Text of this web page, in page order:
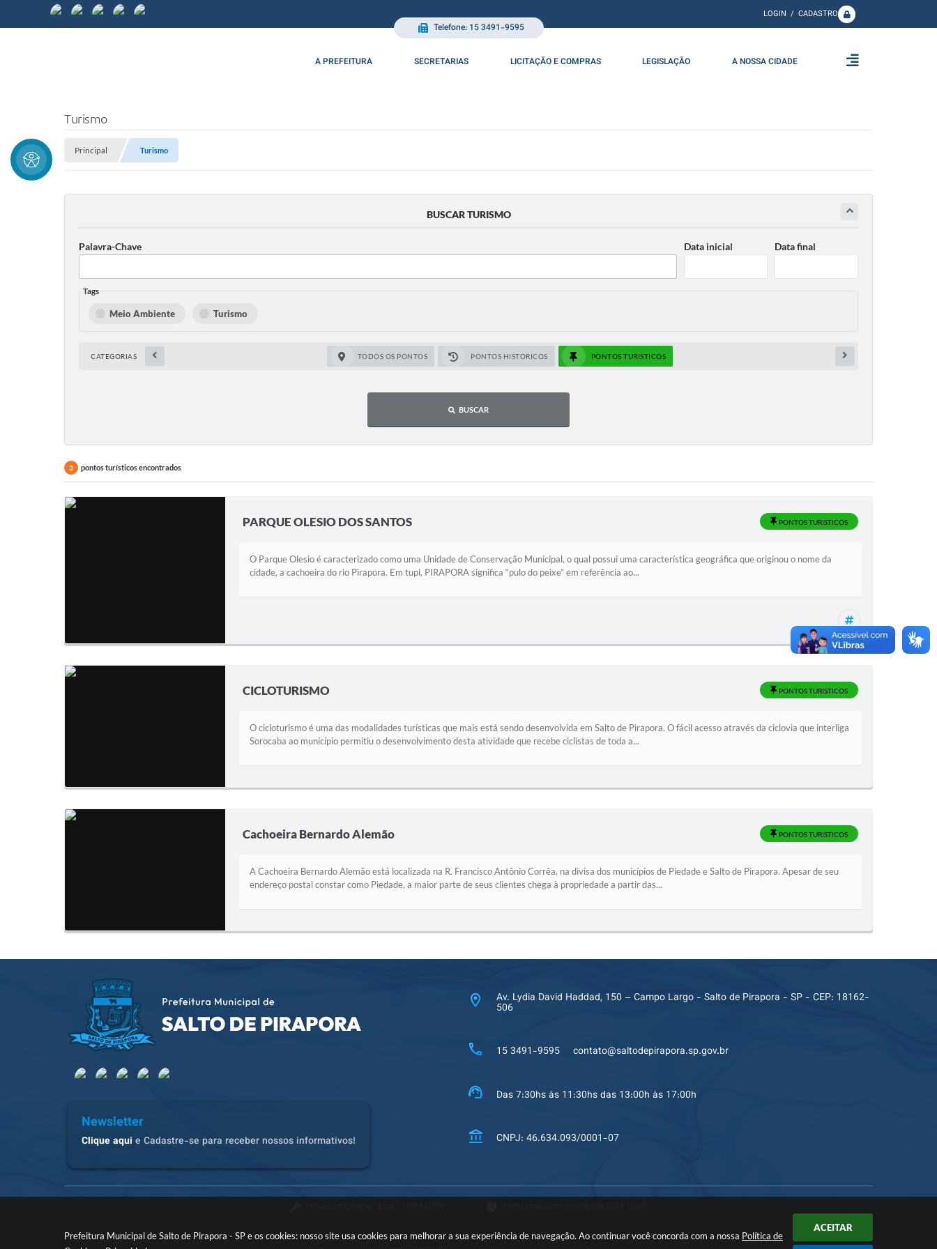
Prefeitura Municipal de Salto de Pirapora - SP e os cookies: nosso site usa cookies para melhorar a sua experiência de navegação. Ao continuar você concorda com a nossa Política de
ACEITAR
LOGIN / CADASTRO
Telefone: 15 3491-9595
A PREFEITURA SECRETARIAS LICITAÇÃO E COMPRAS LEGISLAÇÃO A NOSSA CIDADE
Turismo
Principal Turismo
BUSCAR TURISMO
Palavra-Chave Data inicial Data final
Tags
Meio Ambiente Turismo
CATEGORIAS TODOS OS PONTOS PONTOS HISTORICOS PONTOS TURISTICOS
BUSCAR
3 pontos turísticos encontrados
PARQUE OLESIO DOS SANTOS PONTOS TURISTICOS
O Parque Olesio é caracterizado como uma Unidade de Conservação Municipal, o qual possui uma característica geográfica que originou o nome da
cidade, a cachoeira do rio Pirapora. Em tupi, PIRAPORA significa “pulo do peixe” em referência ao...
CICLOTURISMO PONTOS TURISTICOS
O cicloturismo é uma das modalidades turísticas que mais está sendo desenvolvida em Salto de Pirapora. O fácil acesso através da ciclovia que interliga
Sorocaba ao município permitiu o desenvolvimento desta atividade que recebe ciclistas de toda a...
Cachoeira Bernardo Alemão PONTOS TURISTICOS
A Cachoeira Bernardo Alemão está localizada na R. Francisco Antônio Corrêa, na divisa dos municípios de Piedade e Salto de Pirapora. Apesar de seu
endereço postal constar como Piedade, a maior parte de seus clientes chega à propriedade a partir das...
Newsletter
Clique aqui e Cadastre-se para receber nossos informativos!
Av. Lydia David Haddad, 150 – Campo Largo - Salto de Pirapora - SP - CEP: 18162-
506
15 3491-9595 contato@saltodepirapora.sp.gov.br
Das 7:30hs às 11:30hs das 13:00h às 17:00h
CNPJ: 46.634.093/0001-07